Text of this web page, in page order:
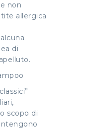
non
allergica
di
scopo di